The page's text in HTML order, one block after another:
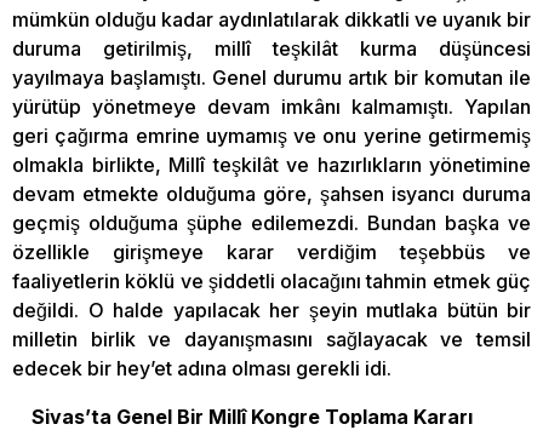
mümkün olduğu kadar aydınlatılarak dikkatli ve uyanık bir
duruma getirilmiş, millî teşkilât kurma düşüncesi
yayılmaya başlamıştı. Genel durumu artık bir komutan ile
yürütüp yönetmeye devam imkânı kalmamıştı. Yapılan
geri çağırma emrine uymamış ve onu yerine getirmemiş
olmakla birlikte, Millî teşkilât ve hazırlıkların yönetimine
devam etmekte olduğuma göre, şahsen isyancı duruma
geçmiş olduğuma şüphe edilemezdi. Bundan başka ve
özellikle girişmeye karar verdiğim teşebbüs ve
faaliyetlerin köklü ve şiddetli olacağını tahmin etmek güç
değildi. O halde yapılacak her şeyin mutlaka bütün bir
milletin birlik ve dayanışmasını sağlayacak ve temsil
edecek bir hey’et adına olması gerekli idi.
Sivas’ta Genel Bir Millî Kongre Toplama Kararı